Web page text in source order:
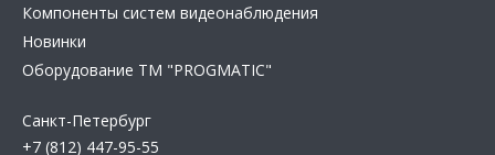
Компоненты систем видеонаблюдения
Новинки
Оборудование TM "PROGMATIC"
Санкт-Петербург
+7 (812) 447-95-55